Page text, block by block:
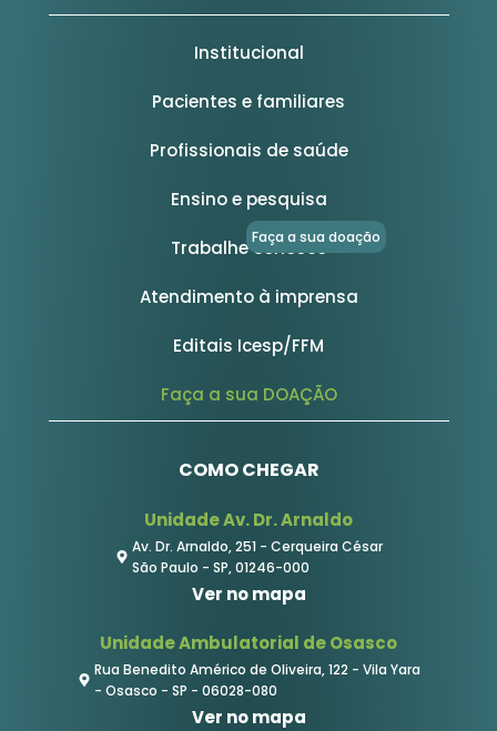
Institucional
Pacientes e familiares
Profissionais de saúde
Ensino e pesquisa
Trabalhe conosco
Atendimento à imprensa
Editais Icesp/FFM
Faça a sua DOAÇÃO
COMO CHEGAR
Unidade Av. Dr. Arnaldo
Av. Dr. Arnaldo, 251 - Cerqueira César
São Paulo - SP, 01246-000
Ver no mapa
Unidade Ambulatorial de Osasco
Rua Benedito Américo de Oliveira, 122 - Vila Yara
- Osasco - SP - 06028-080
Ver no mapa
Faça a sua doação